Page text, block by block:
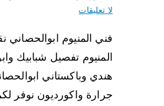
لا تعليقات
فني المنيوم
المنيوم تفصيل شبابيك
هندي وباكستاني
جرارة واكورديون نوفر